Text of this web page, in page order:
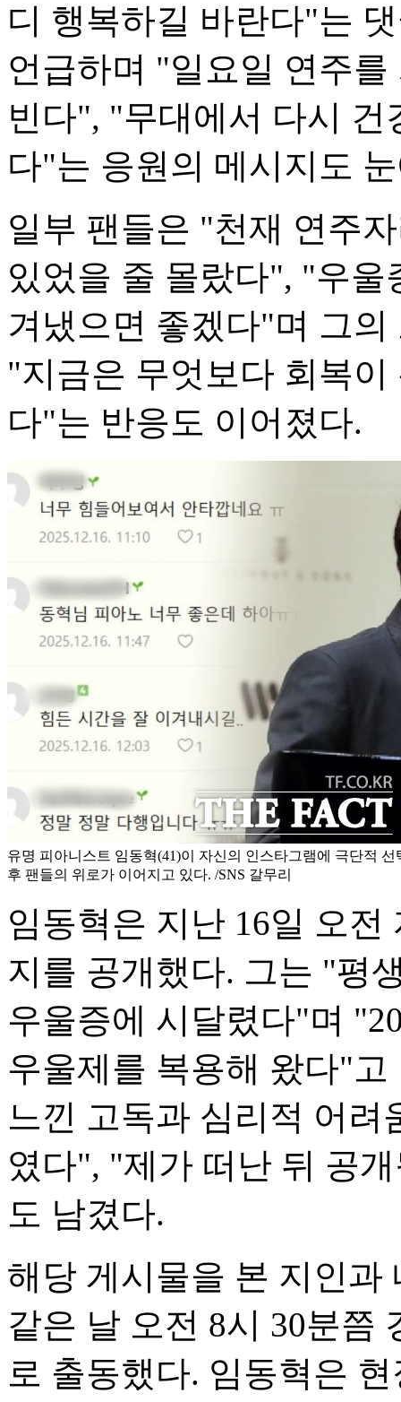
디 행복하길 바란다"는
언급하며 "일요일 연주
빈다", "무대에서 다시
다"는 응원의 메시지도
일부 팬들은 "천재 연주
있었을 줄 몰랐다", "우
겨냈으면 좋겠다"며 그
"지금은 무엇보다 회복
다"는 반응도 이어졌다.
유명 피아니스트 임동혁(41)이 자신의 인스타그램에 극단적
후 팬들의 위로가 이어지고 있다. /SNS 갈무리
임동혁은 지난 16일 오전
지를 공개했다. 그는 "평
우울증에 시달렸다"며
우울제를 복용해 왔다"
느낀 고독과 심리적 어
였다", "제가 떠난 뒤 공
도 남겼다.
해당 게시물을 본 지인과
같은 날 오전 8시 30분쯤
로 출동했다. 임동혁은